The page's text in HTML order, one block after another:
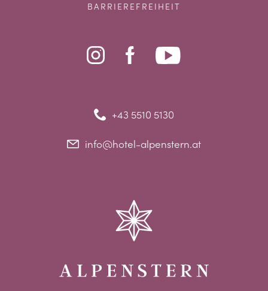
BARRIEREFREIHEIT
+43 5510 5130
info@hotel-alpenstern.at